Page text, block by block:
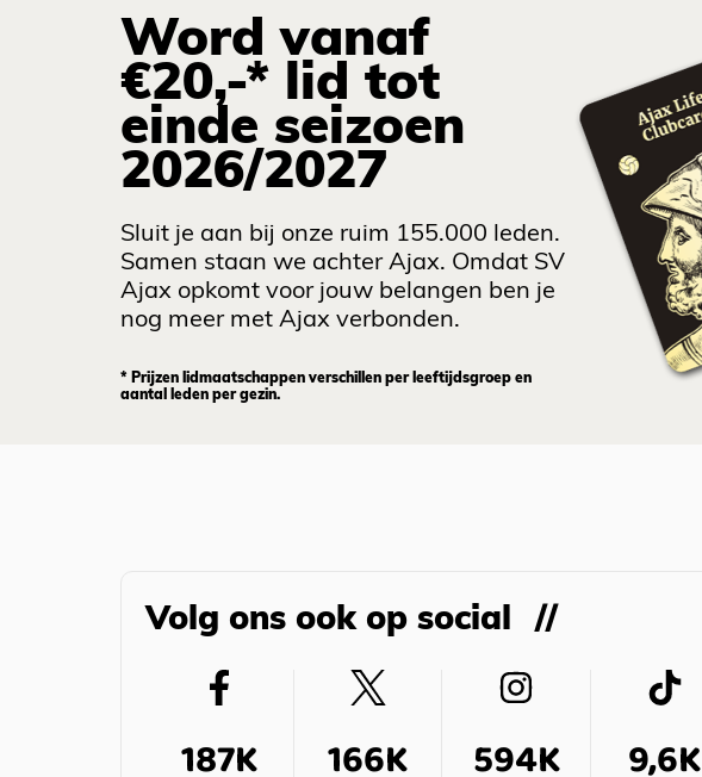
Word vanaf
€20,-* lid tot
einde seizoen
2026/2027
Sluit je aan bij onze ruim 155.000 leden.
Samen staan we achter Ajax. Omdat SV
Ajax opkomt voor jouw belangen ben je
nog meer met Ajax verbonden.
* Prijzen lidmaatschappen verschillen per leeftijdsgroep en
aantal leden per gezin.
Volg ons ook op social
187K 166K 594K 9,6K